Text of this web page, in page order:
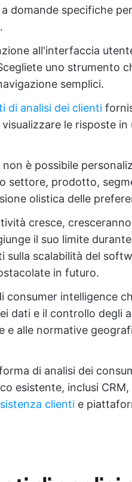
domande specifiche
all'interfaccia
uno strumento
semplici.
di analisi dei clienti
le risposte
non è possibile
settore, prodotto,
olistica delle
cresce,
il suo limite
scalabilità del
in futuro.
consumer intelligence
dati e il controllo degli
e alle normative
di analisi dei
esistente, inclusi CRM,
clienti e